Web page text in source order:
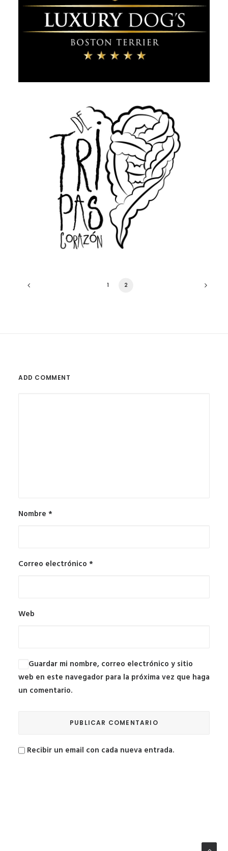
1 2
ADD COMMENT
Nombre *
Correo electrónico *
Web
Guardar mi nombre, correo electrónico y sitio
web en este navegador para la próxima vez que haga
un comentario.
Recibir un email con cada nueva entrada.